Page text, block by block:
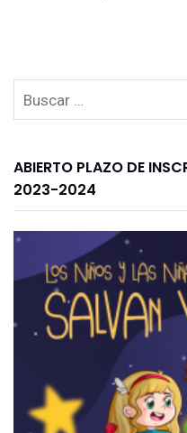
ABIERTO PLAZO DE
2023-2024